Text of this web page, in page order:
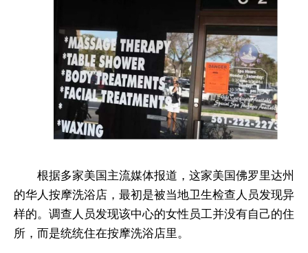
根据多家美国主流媒体报道，这家美国佛罗里达州
的华人按摩洗浴店，最初是被当地卫生检查人员发现异
样的。调查人员发现该中心的女性员工并没有自己的住
所，而是统统住在按摩洗浴店里。